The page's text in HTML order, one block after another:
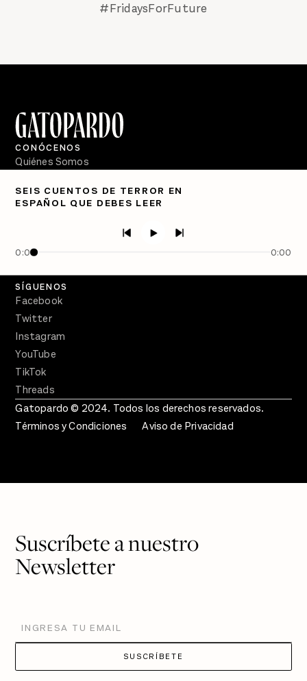
#FridaysForFuture
SEIS CUENTOS DE TERROR EN
ESPAÑOL QUE DEBES LEER
0:00 0:00
CONÓCENOS
Quiénes Somos
PÓDCASTS
Crecer en Distopía
SÍGUENOS
Facebook
Twitter
Instagram
YouTube
TikTok
Threads
Gatopardo © 2024. Todos los derechos reservados.
Términos y Condiciones
Aviso de Privacidad
Suscríbete a nuestro
Newsletter